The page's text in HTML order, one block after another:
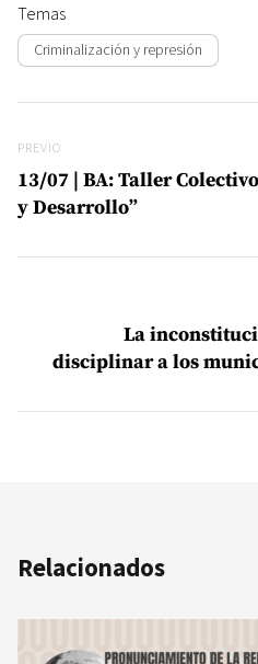
Temas
Criminalización y represión
Previo
PREVIO
13/07 | BA: Taller
y Desarrollo”
La
disciplinar a los
Relacionados